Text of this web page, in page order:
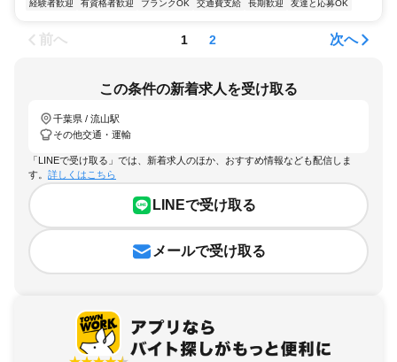
経験者歓迎
有資格者歓迎 ブランクOK 交通費支給 長期歓迎 友達と応募OK
前へ 1 2 次へ
この条件の新着求人を受け取る
千葉県 / 流山駅
その他交通・運輸
「LINEで受け取る」では、新着求人のほか、おすすめ情報なども配信しま
す。 詳しくはこちら
LINEで受け取る
メールで受け取る